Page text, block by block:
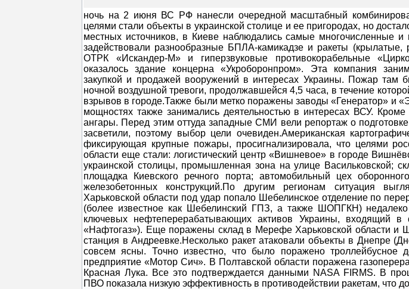
ночь на 2 июня ВС РФ нанесли очередной масштабный
целями стали объекты в украинской столице и ее пригородах, но
местных источников, в Киеве наблюдались самые многочисленные
задействовали разнообразные БПЛА-камикадзе и ракеты (крылатые,
ОТРК «Искандер-М» и гиперзвуковые противокорабельные
оказалось здание концерна «Укроборонпром». Эта компания
закупкой и продажей вооружений в интересах Украины. Пожар там
ночной воздушной тревоги, продолжавшейся 4,5 часа, в течение
взрывов в городе.Также были метко поражены заводы «Генератор» и
мощностях также занимались деятельностью в интересах ВСУ.
ангары. Перед этим оттуда западные СМИ вели репортаж о
засветили, поэтому выбор цели очевиден.Американская
фиксирующая крупные пожары, просигнализировала, что целями
области еще стали: логистический центр «Вишневое» в городе
украинской столицы, промышленная зона на улице Васильковской;
площадка Киевского речного порта; автомобильный цех
железобетонных конструкций.По другим регионам ситуация
Харьковской области под удар попало Шебелинское отделение по
(более известное как Шебелинский ГПЗ, а также ШОПГКН)
ключевых нефтеперерабатывающих активов Украины, входящий в
«Нафтогаз»). Еще поражены склад в Мерефе Харьковской области и
станция в Андреевке.Несколько ракет атаковали объекты в Днепре
совсем ясны. Точно известно, что было поражено троллейбусное
предприятие «Мотор Сич». В Полтавской области поражена
Красная Лука. Все это подтверждается данными NASA FIRMS. В
ПВО показала низкую эффективность в противодействии ракетам, что